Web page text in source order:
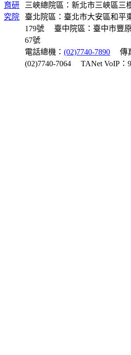
三峽總院區：新北市三峽區三
臺北院區：臺北市大安區和平
179號
臺中院區：臺中市豐
67號
電話總機：(02)7740-7890
傳
(02)7740-7064
TANet VoIP：